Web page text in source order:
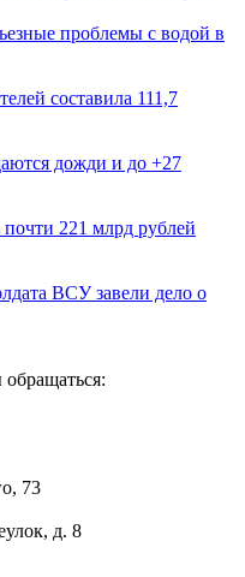
проблемы с водой в
составила 111,7
дожди и до +27
221 млрд рублей
ВСУ завели дело о
73
д. 8